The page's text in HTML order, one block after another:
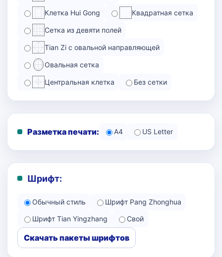
Клетка Hui Gong Квадратная сетка
Сетка из девяти полей
Tian Zi с овальной направляющей
Овальная сетка
Центральная клетка Без сетки
Разметка печати: A4 US Letter
Шрифт:
Обычный стиль
Шрифт Pang Zhonghua
Шрифт Tian Yingzhang
Свой
Скачать пакеты шрифтов